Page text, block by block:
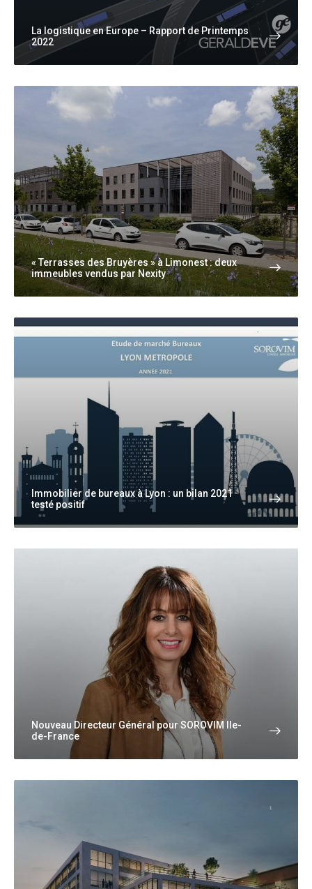
La logistique en Europe – Rapport de Printemps
2022
« Terrasses des Bruyères » à Limonest : deux
immeubles vendus par Nexity
Immobilier de bureaux à Lyon : un bilan 2021
testé positif
Nouveau Directeur Général pour SOROVIM Ile-
de-France